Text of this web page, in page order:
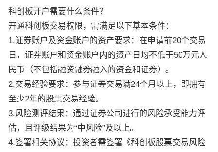
科创板开户需要什么条件？
开通科创板交易权限，需满足以下基本条件：
1.证券账户及资金账户的资产要求：在申请前20个交易
日，证券账户和资金账户内的资产日均不低于50万元人
民币（不包括融资融券融入的资金和证券）。
2.交易经验要求：参与证券交易满24个月以上，即拥有
至少2年的股票交易经验。
3.风险测评结果：通过证券公司进行的风险承受能力评
估，且评级结果为“中风险”及以上。
4.签署相关协议：投资者需签署《科创板股票交易风险